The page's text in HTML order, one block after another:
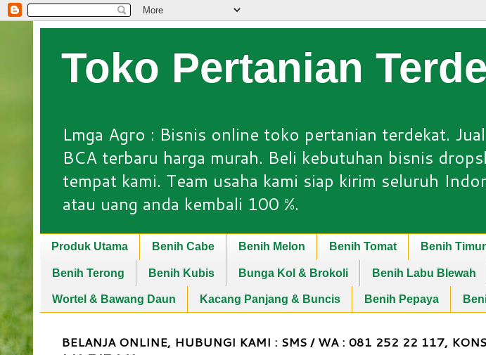
Toko Pertanian
Lmga Agro : Bisnis online toko pertanian terdekat.
BCA terbaru harga murah. Beli kebutuhan bisnis
tempat kami. Team usaha kami siap kirim seluruh
atau uang anda kembali 100 %.
Produk Utama Benih Cabe Benih Melon Benih Tomat Benih
Benih Terong Benih Kubis Bunga Kol & Brokoli Benih Labu Blewah
Wortel & Bawang Daun Kacang Panjang & Buncis Benih Pepaya
BELANJA ONLINE, HUBUNGI KAMI : SMS / WA : 081 252 22 117,